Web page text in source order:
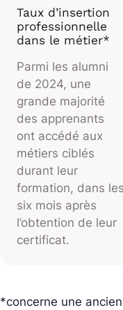
Taux d’insertion
professionnelle
dans le métier*
Parmi les alumni
de 2024, une
grande majorité
des apprenants
ont accédé aux
métiers ciblés
durant leur
formation, dans les
six mois après
l’obtention de leur
certificat.
*concerne une